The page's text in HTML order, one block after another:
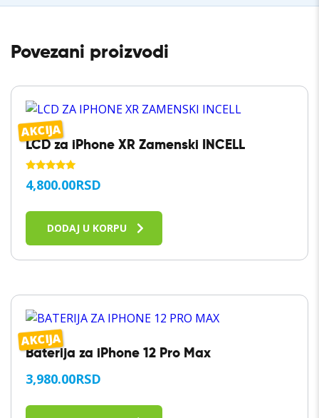
Povezani proizvodi
AKCIJA
LCD za iPhone XR Zamenski INCELL
OCENJENO
SA
4,800.00RSD
DODAJ U KORPU
AKCIJA
Baterija za iPhone 12 Pro Max
3,980.00RSD